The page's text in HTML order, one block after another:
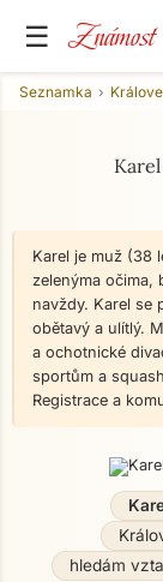
☰ Známost
Seznamka
Karel je muž (38
zelenýma očima,
navždy. Karel se
obětavý a ulítlý.
a ochotnické
sportům a
Registrace a
hledám